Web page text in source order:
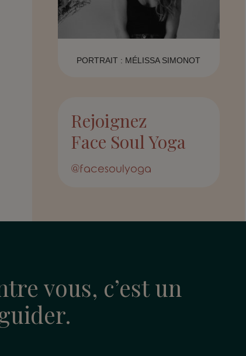
PORTRAIT : MÉLISSA SIMONOT
Rejoignez
Face Soul Yoga
@facesoulyoga
vous, c’est un